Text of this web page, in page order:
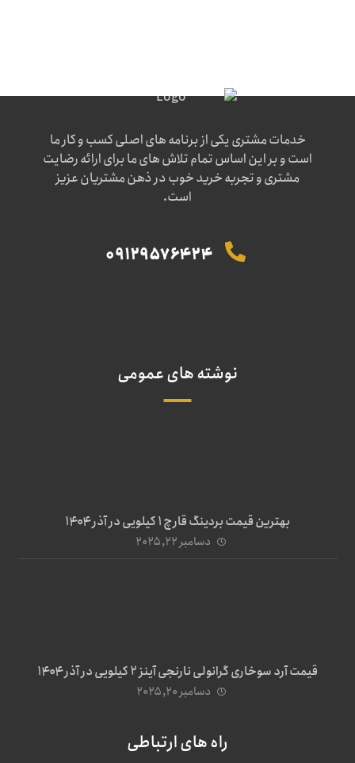
خدمات مشتری یکی از برنامه های اصلی کسب و کار ما
است و بر این اساس تمام تلاش های ما برای ارائه رضایت
مشتری و تجربه خرید خوب در ذهن مشتریان عزیز
است.
09129576424
نوشته های عمومی
بهترین قیمت بردینگ قارچ 1 کیلویی در آذر ۱۴۰۴
دسامبر ۲۲, ۲۰۲۵
قیمت آرد سوخاری گرانولی نارنجی آینز ۲ کیلویی در آذر ۱۴۰۴
دسامبر ۲۰, ۲۰۲۵
راه های ارتباطی